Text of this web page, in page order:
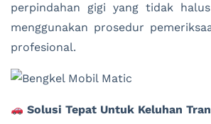
perpindahan gigi yang tidak
menggunakan prosedur
profesional.
Solusi Tepat Untuk Keluhan